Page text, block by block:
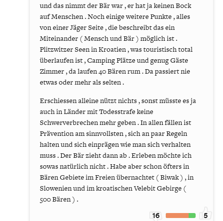
und das nimmt der Bär war , er hat ja keinen Bock
auf Menschen . Noch einige weitere Punkte , alles
von einer Jäger Seite , die beschreibt das ein
Miteinander ( Mensch und Bär ) möglich ist .
Plitzwitzer Seen in Kroatien , was touristisch total
überlaufen ist , Camping Plätze und genug Gäste
Zimmer , da laufen 40 Bären rum . Da passiert nie
etwas oder mehr als selten .
Erschiessen alleine nützt nichts , sonst müsste es ja
auch in Länder mit Todesstrafe keine
Schwerverbrechen mehr geben . In allen fällen ist
Prävention am sinnvollsten , sich an paar Regeln
halten und sich einprägen wie man sich verhalten
muss . Der Bär zieht dann ab . Erleben möchte ich
sowas natürlich nicht . Habe aber schon öfters in
Bären Gebiete im Freien übernachtet ( Biwak ) , in
Slowenien und im kroatischen Velebit Gebirge (
500 Bären ) .
16 5